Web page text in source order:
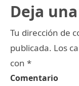
Deja
Tu dirección de
publicada. Los
con *
Comentario